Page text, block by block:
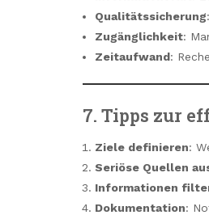
Qualitätssicherung
Zugänglichkeit:
Zeitaufwand:
7. Tipps zur
Ziele definieren:
Seriöse Quellen
Informationen
Dokumentation: